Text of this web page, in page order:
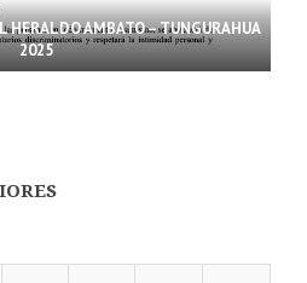
HERALDO AMBATO – TUNGURAHUA
2025